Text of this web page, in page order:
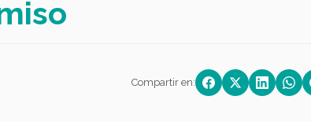
Compartir en: